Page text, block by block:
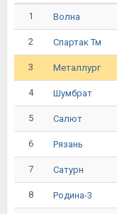
1 Волна
2 Спартак Тм
3 Металлург
4 Шумбрат
5 Салют
6 Рязань
7 Сатурн
8 Родина-3